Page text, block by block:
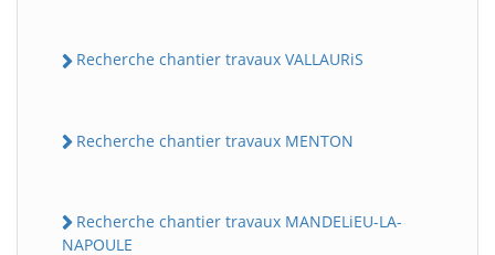
Recherche chantier travaux VALLAURiS
Recherche chantier travaux MENTON
Recherche chantier travaux MANDELiEU-LA-
NAPOULE